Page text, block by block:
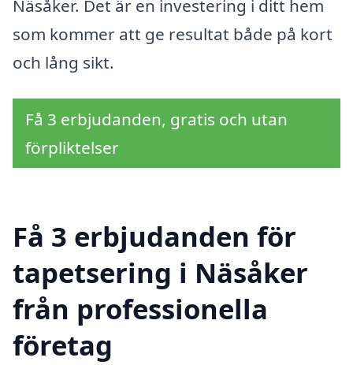
Näsåker. Det är en investering i ditt hem
som kommer att ge resultat både på kort
och lång sikt.
Få 3 erbjudanden, gratis och utan
förpliktelser
Få 3 erbjudanden för
tapetsering i Näsåker
från professionella
företag